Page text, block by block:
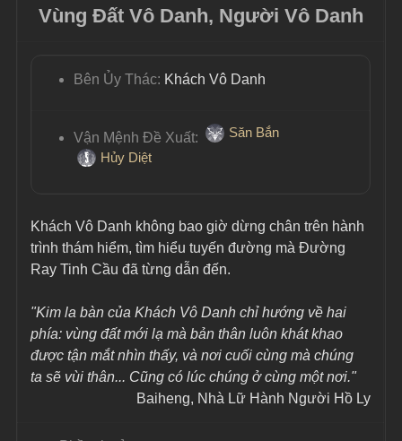
Vùng Đất Vô Danh, Người Vô Danh
Bên Ủy Thác: Khách Vô Danh
Vận Mệnh Đề Xuất:
Săn Bắn
Hủy Diệt
Khách Vô Danh không bao giờ dừng chân trên hành
trình thám hiểm, tìm hiểu tuyến đường mà Đường
Ray Tinh Cầu đã từng dẫn đến.
"Kim la bàn của Khách Vô Danh chỉ hướng về hai
phía: vùng đất mới lạ mà bản thân luôn khát khao
được tận mắt nhìn thấy, và nơi cuối cùng mà chúng
ta sẽ vùi thân... Cũng có lúc chúng ở cùng một nơi."
Baiheng, Nhà Lữ Hành Người Hồ Ly